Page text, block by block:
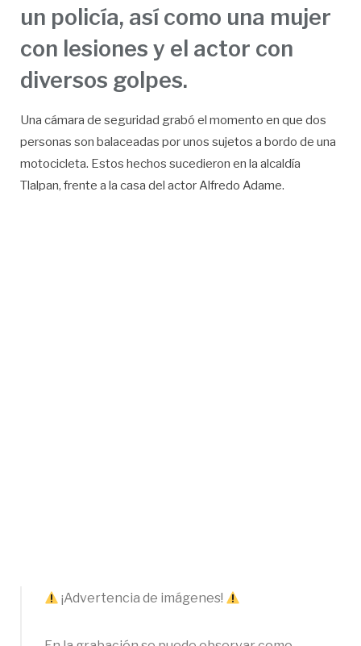
un policía, así como una mujer
con lesiones y el actor con
diversos golpes.
Una cámara de seguridad grabó el momento en que dos
personas son balaceadas por unos sujetos a bordo de una
motocicleta. Estos hechos sucedieron en la alcaldía
Tlalpan, frente a la casa del actor Alfredo Adame.
¡Advertencia de imágenes!